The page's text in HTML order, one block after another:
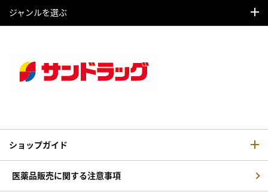
ジャンルを選ぶ
ショップガイド
医薬品販売に関する注意事項